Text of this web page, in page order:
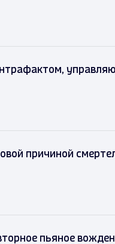
причиной
пьяное